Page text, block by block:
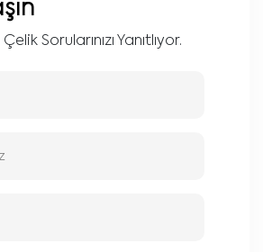
Sorularınızı Yanıtlıyor.